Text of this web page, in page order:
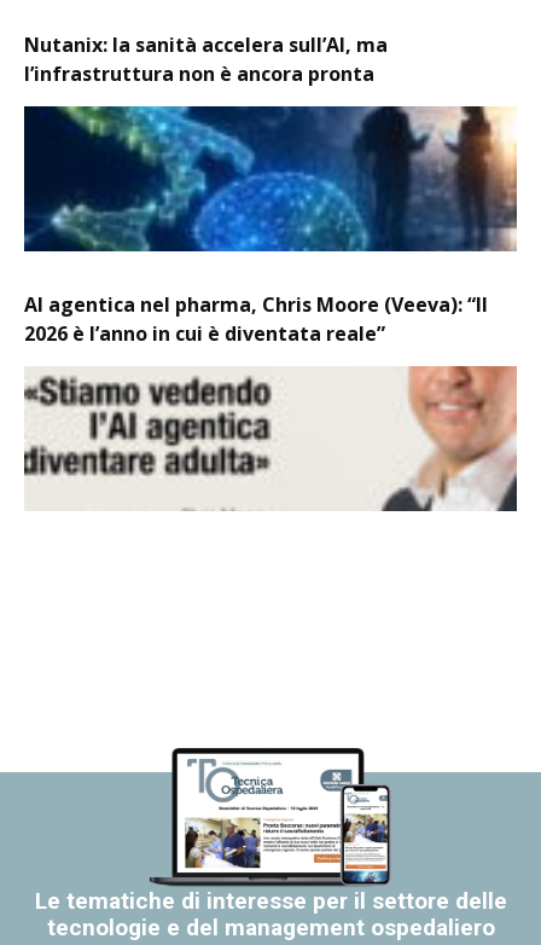
Nutanix: la sanità accelera sull’AI, ma
l’infrastruttura non è ancora pronta
AI agentica nel pharma, Chris Moore (Veeva): “Il
2026 è l’anno in cui è diventata reale”
Le tematiche di interesse per il settore delle
tecnologie e del management ospedaliero